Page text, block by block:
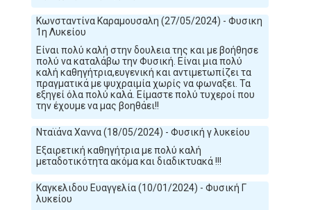
Κωνσταντίνα Καραμουσαλη (27/05/2024) - Φυσικη
1η Λυκείου
Είναι πολύ καλή στην δουλεια της και με βοήθησε
πολύ να καταλάβω την Φυσική. Είναι μια πολύ
καλή καθηγήτρια,ευγενική και αντιμετωπίζει τα
πραγματικά με ψυχραιμία χωρίς να φωναξει. Τα
εξηγεί όλα πολύ καλά. Είμαστε πολύ τυχεροί που
την έχουμε να μας βοηθάει!!
Νταϊάνα Χαννα (18/05/2024) - Φυσική γ λυκείου
Εξαιρετική καθηγήτρια με πολύ καλή
μεταδοτικότητα ακόμα και διαδικτυακά !!!
Καγκελιδου Ευαγγελία (10/01/2024) - Φυσική Γ
λυκείου